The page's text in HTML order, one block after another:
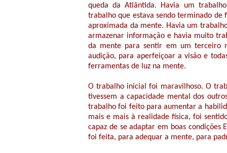
queda da Atlântida. Havia um
trabalho que estava sendo terminado de
aproximada da mente. Havia um
armazenar informação e havia muito
da mente para sentir em um terceiro
audição, para aperfeiçoar a visão e
ferramentas de luz na mente.
O trabalho inicial foi maravilhoso. O
tivessem a capacidade mental dos
trabalho foi feito para aumentar a
mais e mais à realidade física, foi
capaz de se adaptar em boas condições
foi feita, para adequar a mente, para